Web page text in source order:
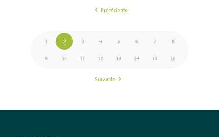
Précédente
1 2 3 4 5 6 7 8
9 10 11 12 13 14 15 16
Suivante